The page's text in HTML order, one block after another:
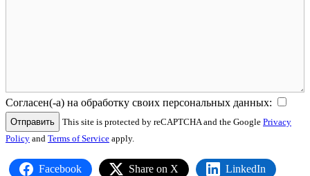
Согласен(-а) на обработку своих персональных данных:
This site is protected by reCAPTCHA and the Google Privacy
Policy and Terms of Service apply.
Facebook Share on X LinkedIn